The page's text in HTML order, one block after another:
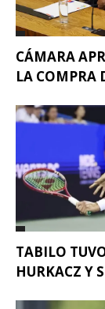
CÁMARA
LA COMPRA
TABILO
HURKACZ Y